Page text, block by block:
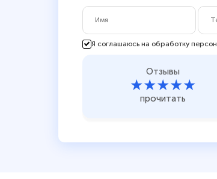
Я соглашаюсь на обработку
Отзывы
★★★★★
прочитать